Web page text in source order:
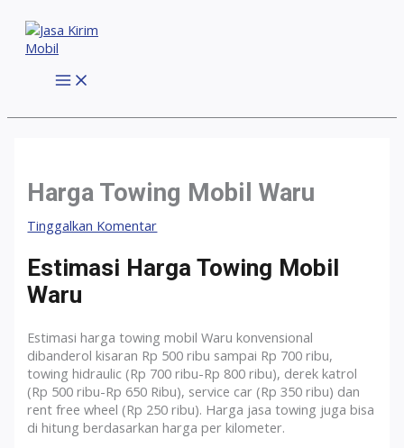
konten
MAIN
MENU
Harga Towing Mobil Waru
Tinggalkan Komentar
Estimasi Harga Towing Mobil
Waru
Estimasi harga towing mobil Waru konvensional
dibanderol kisaran Rp 500 ribu sampai Rp 700 ribu,
towing hidraulic (Rp 700 ribu-Rp 800 ribu), derek katrol
(Rp 500 ribu-Rp 650 Ribu), service car (Rp 350 ribu) dan
rent free wheel (Rp 250 ribu). Harga jasa towing juga bisa
di hitung berdasarkan harga per kilometer.